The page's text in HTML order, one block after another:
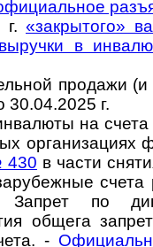
«закрытого»
в
продажи
30.04.2025 г.
на
ор­га­ни­за­ци­ях
430 в час­ти
счета
Зап­рет по
общега
-